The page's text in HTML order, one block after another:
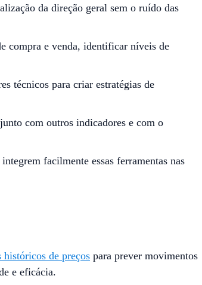
da direção geral sem o ruído das
compra e venda, identificar níveis de
técnicos para criar estratégias de
com outros indicadores e com o
facilmente essas ferramentas nas
históricos de preços para prever movimentos
e eficácia.